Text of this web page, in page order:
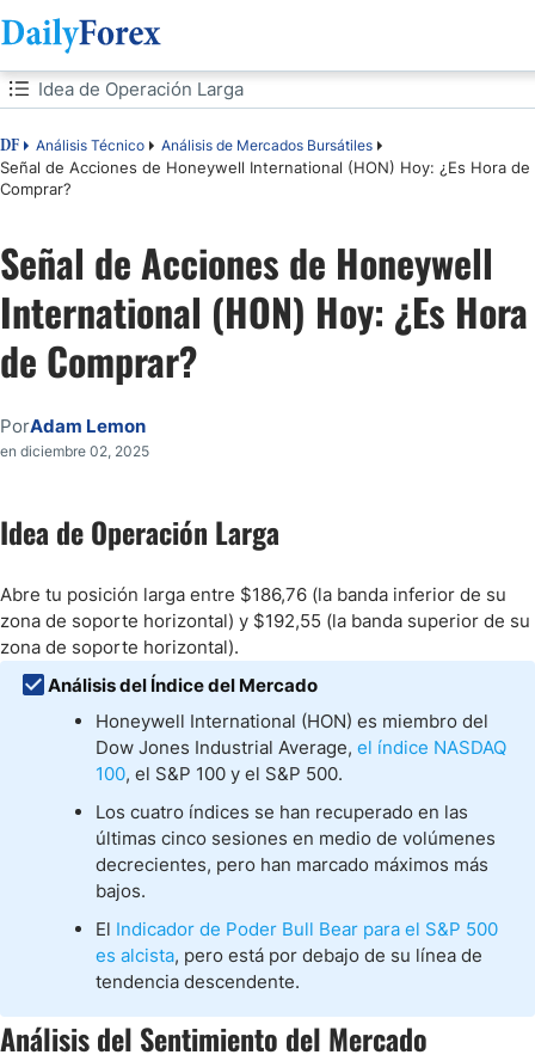
Tabla de contenidos
DF Análisis Técnico Análisis de Mercados Bursátiles
Señal de Acciones de Honeywell International (HON) Hoy: ¿Es Hora de
Comprar?
Idea de Operación Larga
Idea de Operación Larga
Análisis del Sentimiento del Mercado
Análisis Fundamental de Honeywell International
Análisis Técnico de Honeywell International
Mi Pronóstico sobre Honeywell International
Señal de Acciones de Honeywell
International (HON) Hoy: ¿Es Hora
de Comprar?
PorAdam Lemon
en diciembre 02, 2025
Idea de Operación Larga
Abre tu posición larga entre $186,76 (la banda inferior de su
zona de soporte horizontal) y $192,55 (la banda superior de su
zona de soporte horizontal).
Análisis del Índice del Mercado
Honeywell International (HON) es miembro del
Dow Jones Industrial Average, el índice NASDAQ
100, el S&P 100 y el S&P 500.
Los cuatro índices se han recuperado en las
últimas cinco sesiones en medio de volúmenes
decrecientes, pero han marcado máximos más
bajos.
El Indicador de Poder Bull Bear para el S&P 500
es alcista, pero está por debajo de su línea de
tendencia descendente.
Análisis del Sentimiento del Mercado